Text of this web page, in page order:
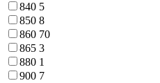
840 5
850 8
860 70
865 3
880 1
900 7